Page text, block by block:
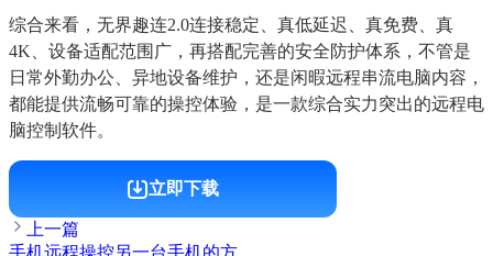
综合来看，无界趣连2.0连接稳定、真低延迟、真免费、真
4K、设备适配范围广，再搭配完善的安全防护体系，不管是
日常外勤办公、异地设备维护，还是闲暇远程串流电脑内容，
都能提供流畅可靠的操控体验，是一款综合实力突出的远程电
脑控制软件。
立即下载
上一篇
手机远程操控另一台手机的方